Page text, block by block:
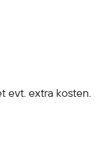
evt. extra kosten.